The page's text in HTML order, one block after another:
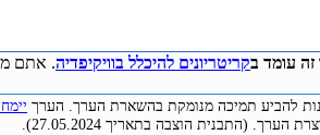
עומד בקריטריונים להיכלל בוויקיפדיה. אתם
להביע תמיכה מנומקת בהשארת הערך. הערך
הערך. (התבנית הוצבה בתאריך 27.05.2024).